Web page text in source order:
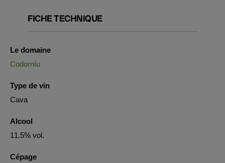
FICHE TECHNIQUE
Le domaine
Codorníu
Type de vin
Cava
Alcool
11.5% vol.
Cépage